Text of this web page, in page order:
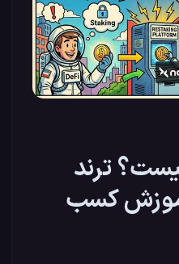
ترند
کسب